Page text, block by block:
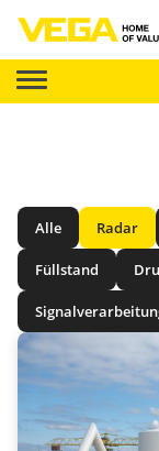
Alle Radar
Füllstand